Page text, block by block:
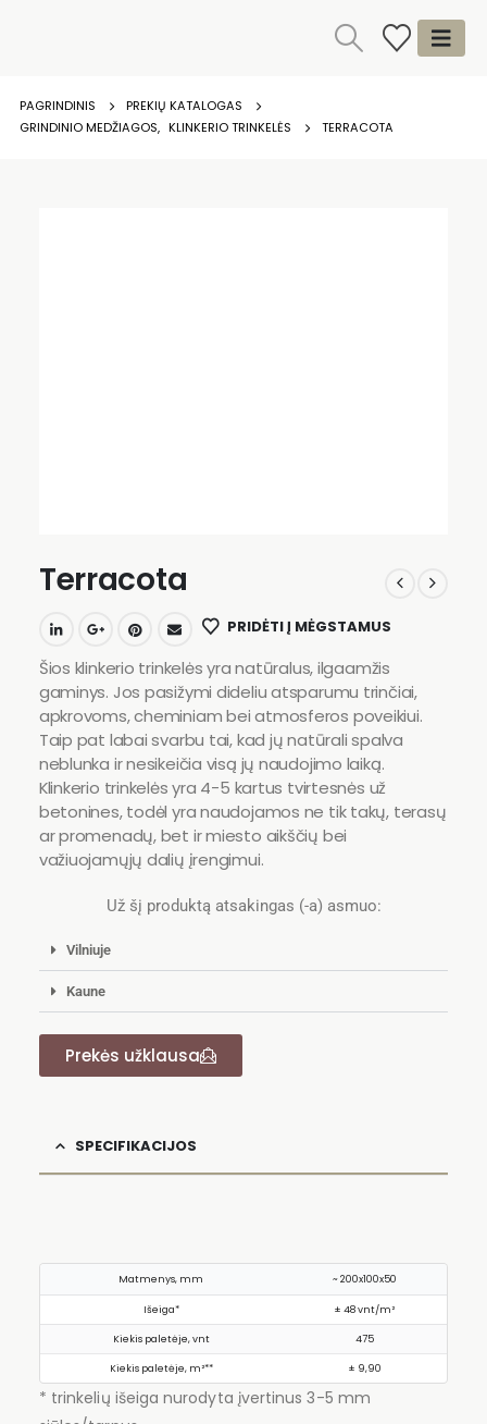
PAGRINDINIS
PREKIŲ KATALOGAS
GRINDINIO MEDŽIAGOS, KLINKERIO TRINKELĖS TERRACOTA
Terracota
PRIDĖTI Į MĖGSTAMUS
Šios klinkerio trinkelės yra natūralus, ilgaamžis
gaminys. Jos pasižymi dideliu atsparumu trinčiai,
apkrovoms, cheminiam bei atmosferos poveikiui.
Taip pat labai svarbu tai, kad jų natūrali spalva
neblunka ir nesikeičia visą jų naudojimo laiką.
Klinkerio trinkelės yra 4-5 kartus tvirtesnės už
betonines, todėl yra naudojamos ne tik takų, terasų
ar promenadų, bet ir miesto aikščių bei
važiuojamųjų dalių įrengimui.
Už šį produktą atsakingas (-a) asmuo:
Vilniuje
Kaune
Prekės užklausa
SPECIFIKACIJOS
Matmenys, mm ~ 200x100x50
Išeiga* ± 48 vnt/m²
Kiekis paletėje, vnt 475
Kiekis paletėje, m²** ± 9,90
* trinkelių išeiga nurodyta įvertinus 3-5 mm